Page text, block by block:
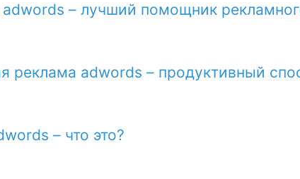
– лучший помощник
реклама adwords – продуктивный
– что это?